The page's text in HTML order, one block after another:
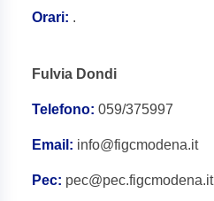
Orari: .
Fulvia Dondi
Telefono: 059/375997
Email: info@figcmodena.it
Pec: pec@pec.figcmodena.it